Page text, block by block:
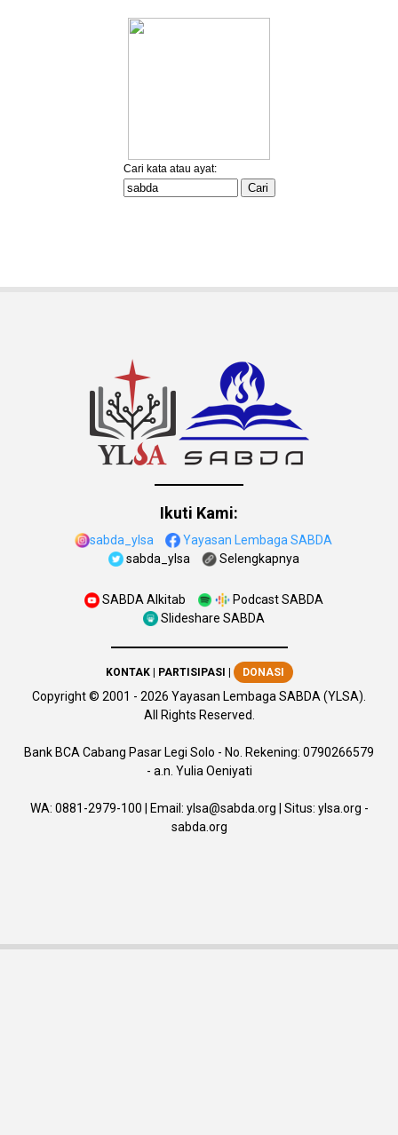
Ikuti Kami:
sabda_ylsa
Yayasan Lembaga SABDA
sabda_ylsa
Selengkapnya
SABDA Alkitab
Podcast SABDA
Slideshare SABDA
KONTAK| PARTISIPASI | DONASI
Copyright© 2001 - 2026 Yayasan Lembaga SABDA (YLSA).
All Rights Reserved.
Bank BCA Cabang Pasar Legi Solo - No. Rekening: 0790266579
- a.n. Yulia Oeniyati
WA: 0881-2979-100 | Email: ylsa@sabda.org | Situs: ylsa.org -
sabda.org